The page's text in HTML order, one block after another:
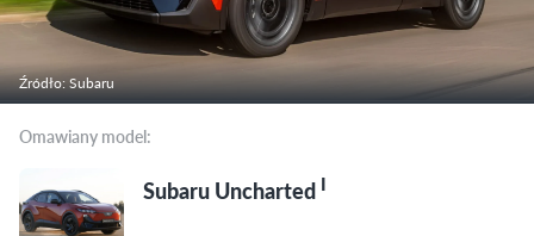
Źródło: Subaru
Omawiany model:
Subaru Uncharted I